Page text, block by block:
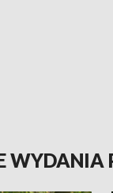
WYDANIA